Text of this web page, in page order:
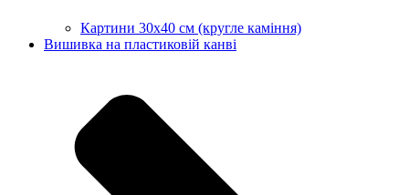
Картини 30х40 см (кругле каміння)
Вишивка на пластиковій канві